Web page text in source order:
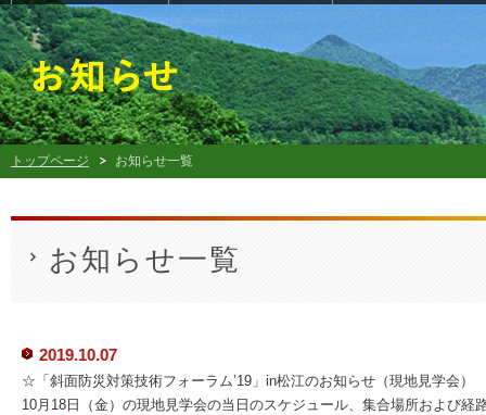
トップページ お知らせ一覧
お知らせ一覧
2019.10.07
☆「斜面防災対策技術フォーラム’19」in松江のお知らせ（現地見学会）
10月18日（金）の現地見学会の当日のスケジュール、集合場所および経